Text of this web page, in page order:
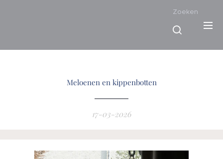
Zoeken
Meloenen en kippenbotten
17-03-2026